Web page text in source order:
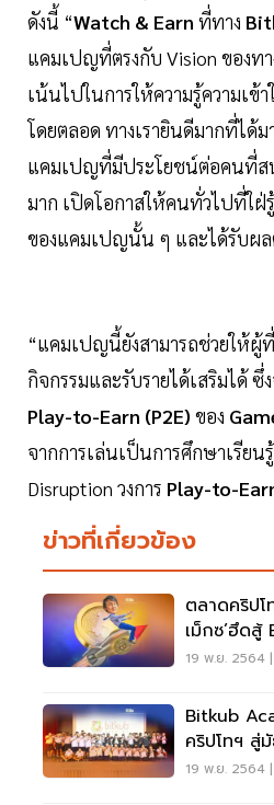
ดังนี้ “Watch & Earn ที่ทาง
แคมเปญที่ตรงกับ Vision ของทา
เน้นไปในการให้ความรู้ความเ
โดยตลอด ทางเรายินดีมากที่ได้
แคมเปญที่มีประโยชน์ต่อคนที่สน
มาก เปิดโอกาสให้คนทั่วไปที่ใฝ่
ของแคมเปญนั้น ๆ และได้รับผ
“แคมเปญนี้ยังสามารถช่วยให้ผู้
กิจกรรมและรับรายได้เสริมได้
Play-to-Earn (P2E) ของ
จากการเล่นเป็นการศึกษาเรีย
Disruption วงการ Play-to-
ข่าวที่เกี่ยวข้อง
ตลาดคริปโ
เม็กซ’ฮึดสู้
19 พ.ย. 2564
Bitkub
คริปโทฯ สู่
19 พ.ย. 2564